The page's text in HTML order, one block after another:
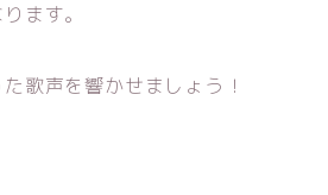
ます。
歌声を響かせましょう！